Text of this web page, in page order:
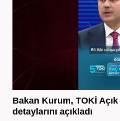
Bakan Kurum, TOKİ Açık
detaylarını açıkladı